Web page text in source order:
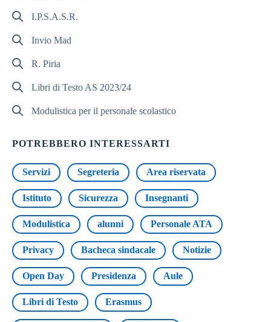
I.P.S.A.S.R.
Invio Mad
R. Piria
Libri di Testo AS 2023/24
Modulistica per il personale scolastico
POTREBBERO INTERESSARTI
Servizi Segreteria Area riservata
Istituto Sicurezza Insegnanti
Modulistica alunni Personale ATA
Privacy Bacheca sindacale Notizie
Open Day Presidenza Aule
Libri di Testo Erasmus